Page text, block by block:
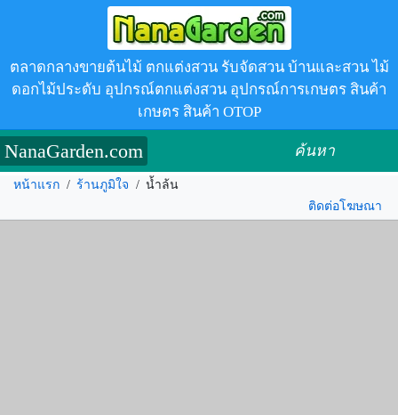
ตลาดกลางขายต้นไม้ ตกแต่งสวน รับจัดสวน บ้านและสวน ไม้
ดอกไม้ประดับ อุปกรณ์ตกแต่งสวน อุปกรณ์การเกษตร สินค้า
เกษตร สินค้า OTOP
NanaGarden.com ค้นหา
หน้าแรก / ร้านภูมิใจ / น้ำล้น
ติดต่อโฆษณา